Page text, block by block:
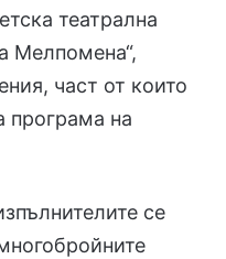
театрална
Мелпомена“,
част от които
програма на
се